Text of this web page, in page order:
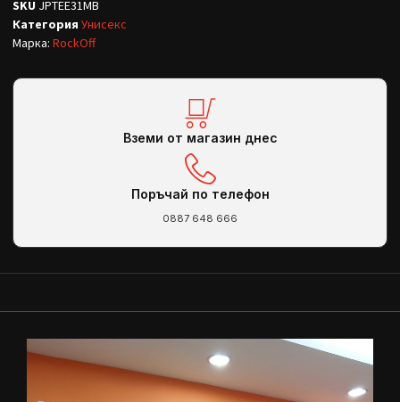
SKU JPTEE31MB
Категория Унисекс
Марка: RockOff
Вземи от магазин днес
Поръчай по телефон
0887 648 666